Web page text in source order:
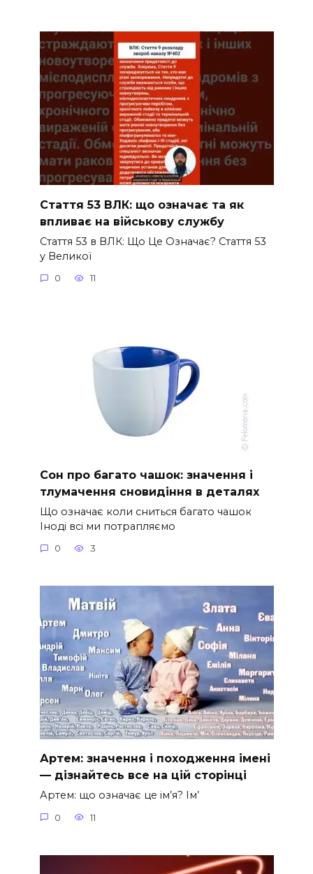
Стаття 53 ВЛК: що означає та як
впливає на військову службу
Стаття 53 в ВЛК: Що Це Означає? Стаття 53
у Великої
0 11
Сон про багато чашок: значення і
тлумачення сновидіння в деталях
Що означає коли сниться багато чашок
Іноді всі ми потрапляємо
0 3
Артем: значення і походження імені
— дізнайтесь все на цій сторінці
Артем: що означає це ім’я? Ім’
0 11